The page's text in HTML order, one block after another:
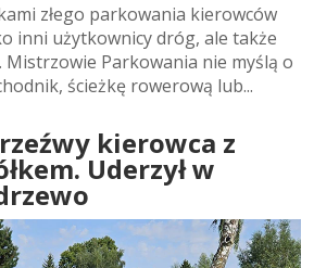
złego parkowania kierowców
inni użytkownicy dróg, ale także
Mistrzowie Parkowania nie myślą o
ścieżkę rowerową lub...
kierowca z
Uderzył w